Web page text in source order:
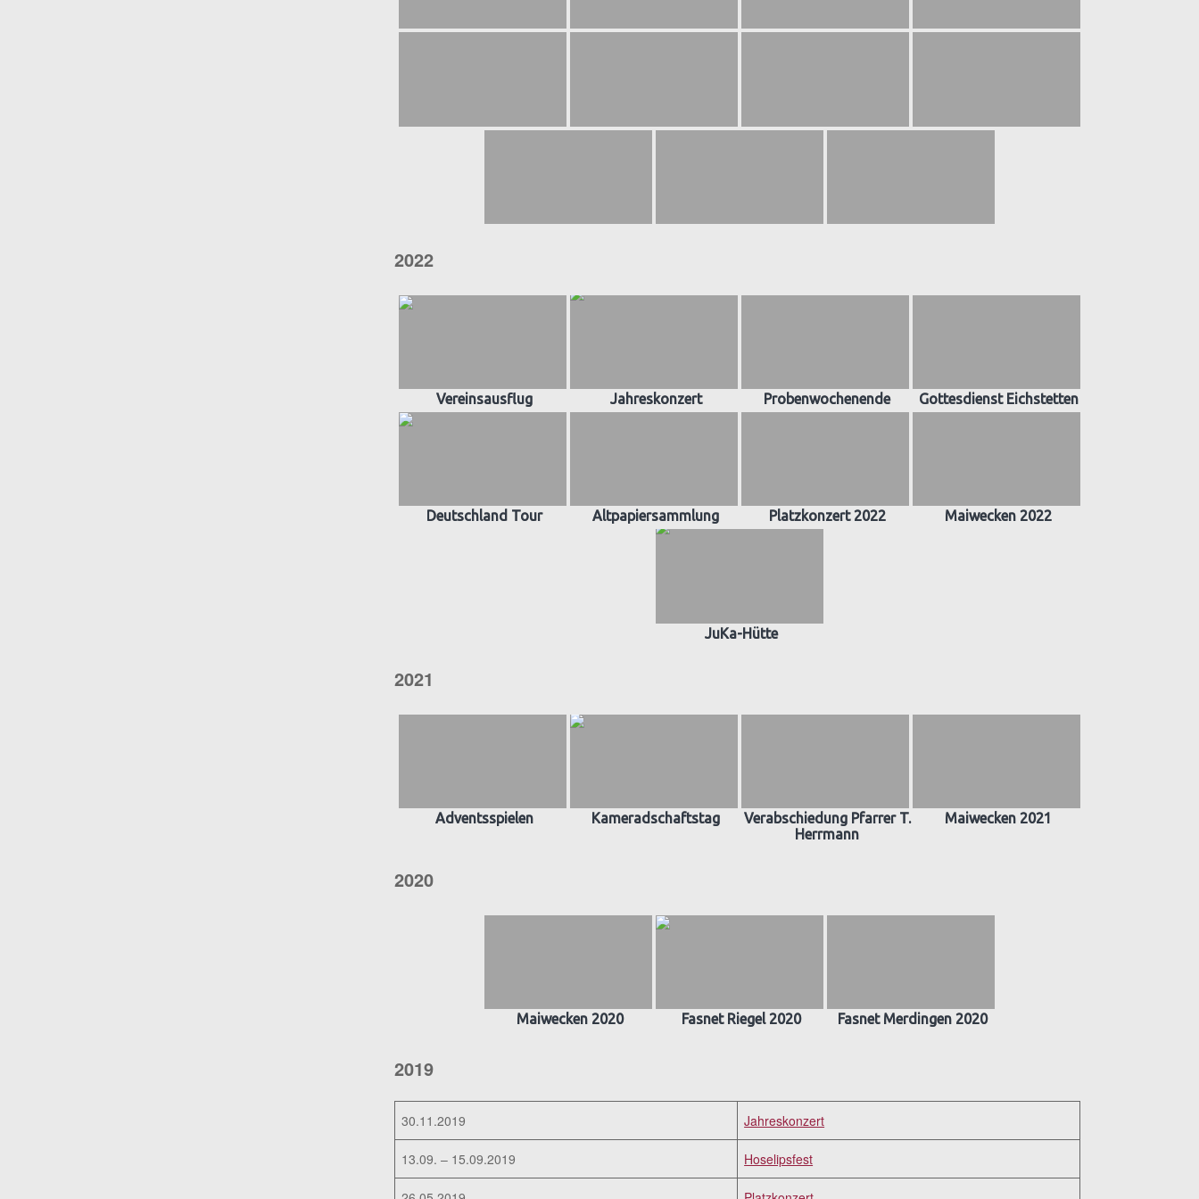
2022
Vereinsausflug Jahreskonzert Probenwochenende Gottesdienst Eichstetten
Deutschland Tour Altpapiersammlung Platzkonzert 2022 Maiwecken 2022
JuKa-Hütte
2021
Adventsspielen Kameradschaftstag
Verabschiedung Pfarrer T.
Herrmann
Maiwecken 2021
2020
Maiwecken 2020 Fasnet Riegel 2020 Fasnet Merdingen 2020
2019
30.11.2019 Jahreskonzert
13.09. – 15.09.2019 Hoselipsfest